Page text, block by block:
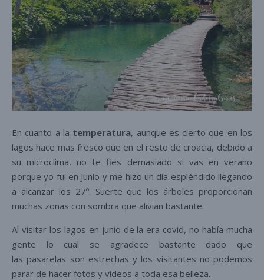
En cuanto a la temperatura, aunque es cierto que en los
lagos hace mas fresco que en el resto de croacia, debido a
su microclima, no te fies demasiado si vas en verano
porque yo fui en Junio y me hizo un día espléndido llegando
a alcanzar los 27º. Suerte que los árboles proporcionan
muchas zonas con sombra que alivian bastante.
Al visitar los lagos en junio de la era covid, no había mucha
gente lo cual se agradece bastante dado que
las pasarelas son estrechas y los visitantes no podemos
parar de hacer fotos y videos a toda esa belleza.